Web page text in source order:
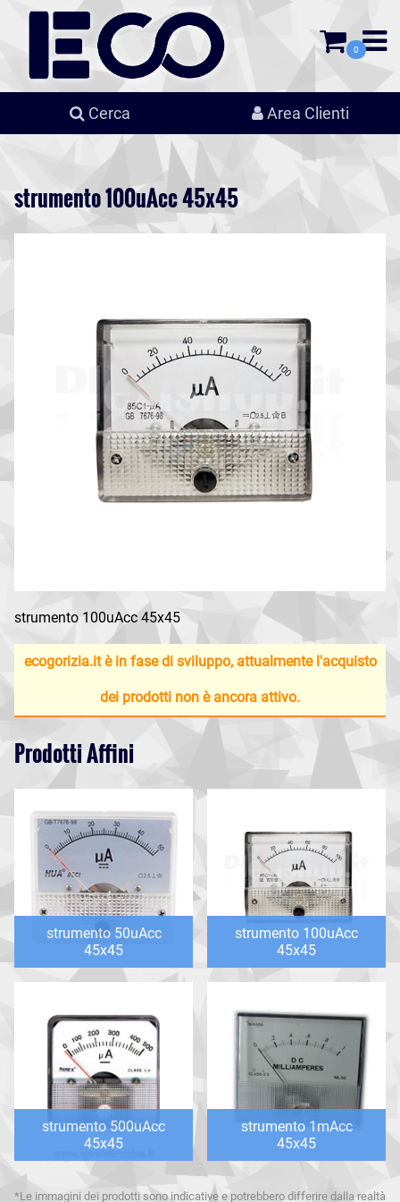
0
Cerca Area Clienti
strumento 100uAcc 45x45
strumento 100uAcc 45x45
ecogorizia.it è in fase di sviluppo, attualmente l'acquisto
dei prodotti non è ancora attivo.
Prodotti Affini
strumento 50uAcc
45x45
strumento 100uAcc
45x45
strumento 500uAcc
45x45
strumento 1mAcc
45x45
*Le immagini dei prodotti sono indicative e potrebbero differire dalla realtà